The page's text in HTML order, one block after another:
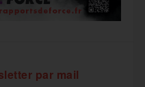
par mail